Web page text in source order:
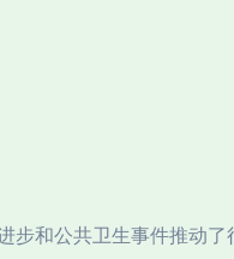
和公共卫生事件推动